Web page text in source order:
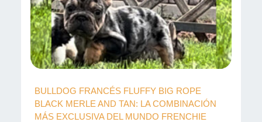
BULLDOG FRANCÉS FLUFFY BIG ROPE
BLACK MERLE AND TAN: LA COMBINACIÓN
MÁS EXCLUSIVA DEL MUNDO FRENCHIE